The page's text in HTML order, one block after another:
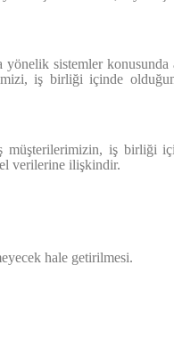
sistemler konusunda
iş birliği içinde
müşterilerimizin, iş birliği
verilerine ilişkindir.
hale getirilmesi.